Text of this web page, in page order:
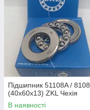
Підшипник 51108A / 8108
(40x60x13) ZKL Чехія
В наявності